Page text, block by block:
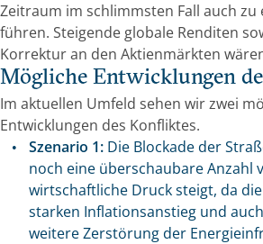
Zeitraum im schlimmsten Fall auch zu
führen. Steigende globale Renditen
Korrektur an den Aktienmärkten
Mögliche Entwicklungen
Im aktuellen Umfeld sehen wir zwei
Entwicklungen des Konfliktes.
Szenario 1: Die Blockade der
noch eine überschaubare Anzahl
wirtschaftliche Druck steigt, da die
starken Inflationsanstieg und
weitere Zerstörung der